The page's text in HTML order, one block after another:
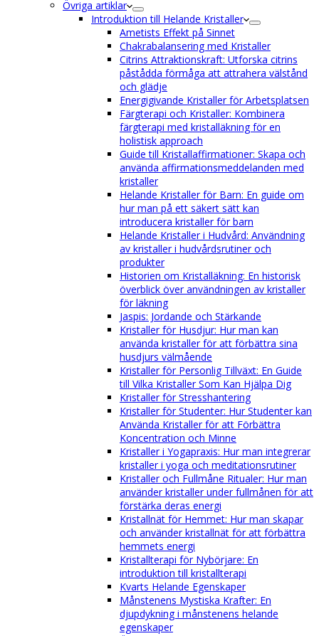
Övriga artiklar
Introduktion till Helande Kristaller
Ametists Effekt på Sinnet
Chakrabalansering med Kristaller
Citrins Attraktionskraft: Utforska citrins
påstådda förmåga att attrahera välstånd
och glädje
Energigivande Kristaller för Arbetsplatsen
Färgterapi och Kristaller: Kombinera
färgterapi med kristalläkning för en
holistisk approach
Guide till Kristallaffirmationer: Skapa och
använda affirmationsmeddelanden med
kristaller
Helande Kristaller för Barn: En guide om
hur man på ett säkert sätt kan
introducera kristaller för barn
Helande Kristaller i Hudvård: Användning
av kristaller i hudvårdsrutiner och
produkter
Historien om Kristalläkning: En historisk
överblick över användningen av kristaller
för läkning
Jaspis: Jordande och Stärkande
Kristaller för Husdjur: Hur man kan
använda kristaller för att förbättra sina
husdjurs välmående
Kristaller för Personlig Tillväxt: En Guide
till Vilka Kristaller Som Kan Hjälpa Dig
Kristaller för Stresshantering
Kristaller för Studenter: Hur Studenter kan
Använda Kristaller för att Förbättra
Koncentration och Minne
Kristaller i Yogapraxis: Hur man integrerar
kristaller i yoga och meditationsrutiner
Kristaller och Fullmåne Ritualer: Hur man
använder kristaller under fullmånen för att
förstärka deras energi
Kristallnät för Hemmet: Hur man skapar
och använder kristallnät för att förbättra
hemmets energi
Kristallterapi för Nybörjare: En
introduktion till kristallterapi
Kvarts Helande Egenskaper
Månstenens Mystiska Krafter: En
djupdykning i månstenens helande
egenskaper